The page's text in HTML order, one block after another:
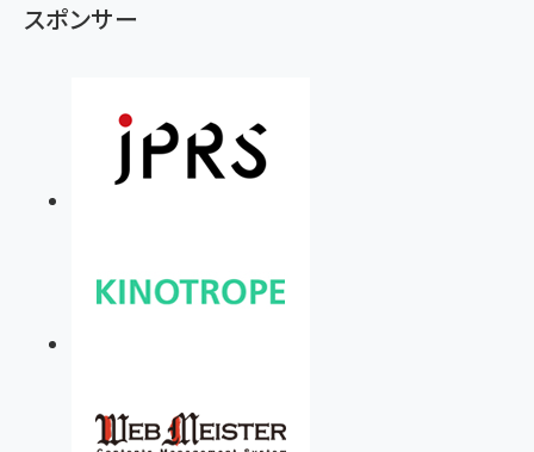
スポンサー